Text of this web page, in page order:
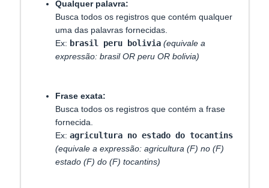
Qualquer palavra:
Busca todos os registros que contém qualquer
uma das palavras fornecidas.
Ex: brasil peru bolivia (equivale a
expressão: brasil OR peru OR bolivia)
Frase exata:
Busca todos os registros que contém a frase
fornecida.
Ex: agricultura no estado do tocantins
(equivale a expressão: agricultura (F) no (F)
estado (F) do (F) tocantins)